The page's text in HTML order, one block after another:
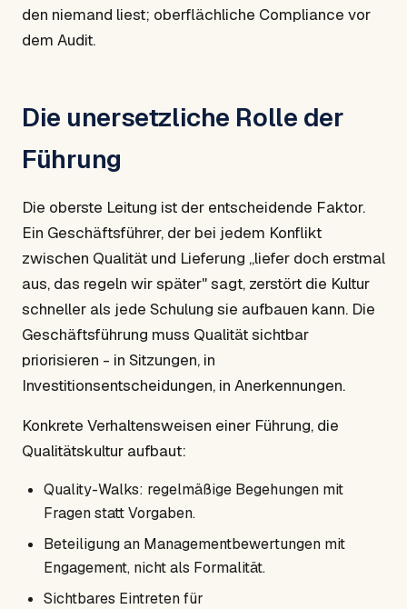
den niemand liest; oberflächliche Compliance vor
dem Audit.
Die unersetzliche Rolle der
Führung
Die oberste Leitung ist der entscheidende Faktor.
Ein Geschäftsführer, der bei jedem Konflikt
zwischen Qualität und Lieferung „liefer doch erstmal
aus, das regeln wir später" sagt, zerstört die Kultur
schneller als jede Schulung sie aufbauen kann. Die
Geschäftsführung muss Qualität sichtbar
priorisieren - in Sitzungen, in
Investitionsentscheidungen, in Anerkennungen.
Konkrete Verhaltensweisen einer Führung, die
Qualitätskultur aufbaut:
Quality-Walks: regelmäßige Begehungen mit
Fragen statt Vorgaben.
Beteiligung an Managementbewertungen mit
Engagement, nicht als Formalität.
Sichtbares Eintreten für